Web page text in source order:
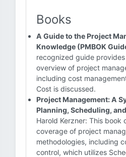
Books
A Guide to the Project
Knowledge (PMBOK
recognized guide
overview of project
including cost
Cost is discussed.
Project Management: A
Planning, Scheduling,
Harold Kerzner: This book
coverage of project
methodologies, including
control, which utilizes